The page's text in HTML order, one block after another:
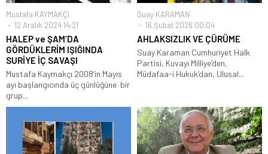
Mustafa KAYMAKÇI
12 Aralık 2024 14:21
HALEP ve ŞAM’DA
GÖRDÜKLERİM IŞIĞINDA
SURİYE İÇ SAVAŞI
Mustafa Kaymakçı 2008’in Mayıs
ayı başlangıcında üç günlüğüne bir
grup...
Suay KARAMAN
16 Şubat 2026 00:04
AHLAKSIZLIK VE ÇÜRÜME
Suay Karaman Cumhuriyet Halk
Partisi, Kuvayı Milliye’den,
Müdafaa-i Hukuk’dan, Ulusal...